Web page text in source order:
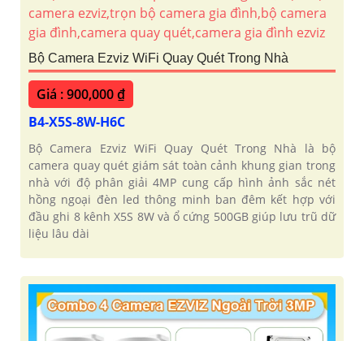
Bộ Camera Ezviz WiFi Quay Quét Trong Nhà
Giá : 900,000 ₫
B4-X5S-8W-H6C
Bộ Camera Ezviz WiFi Quay Quét Trong Nhà là bộ
camera quay quét giám sát toàn cảnh khung gian trong
nhà với độ phân giải 4MP cung cấp hình ảnh sắc nét
hồng ngoại đèn led thông minh ban đêm kết hợp với
đầu ghi 8 kênh X5S 8W và ổ cứng 500GB giúp lưu trũ dữ
liệu lâu dài